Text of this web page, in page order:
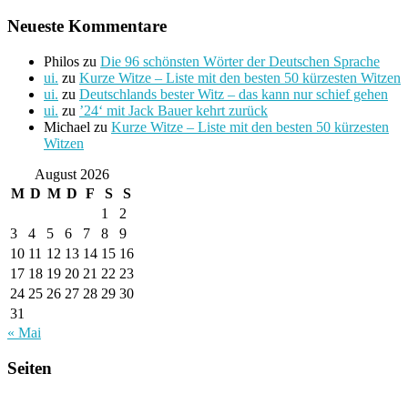
Neueste Kommentare
Philos zu Die 96 schönsten Wörter der Deutschen Sprache
ui. zu Kurze Witze – Liste mit den besten 50 kürzesten Witzen
ui. zu Deutschlands bester Witz – das kann nur schief gehen
ui. zu ’24‘ mit Jack Bauer kehrt zurück
Michael zu Kurze Witze – Liste mit den besten 50 kürzesten
Witzen
August 2026
M D M D F S
S
1
2
3
4 5 6 7 8
9
10 11 12 13 14 15 16
17 18 19 20 21 22 23
24 25 26 27 28 29 30
31
« Mai
Seiten